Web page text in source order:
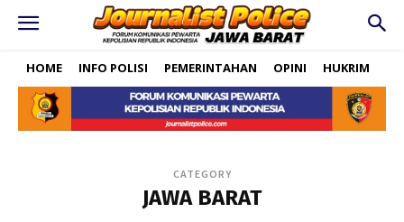
HOME INFO POLISI PEMERINTAHAN OPINI HUKRIM
CATEGORY
JAWA BARAT